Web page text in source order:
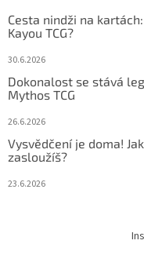
Cesta nindži na
Kayou TCG?
30.6.2026
Dokonalost se stává
Mythos TCG
26.6.2026
Vysvědčení je doma!
zasloužíš?
23.6.2026